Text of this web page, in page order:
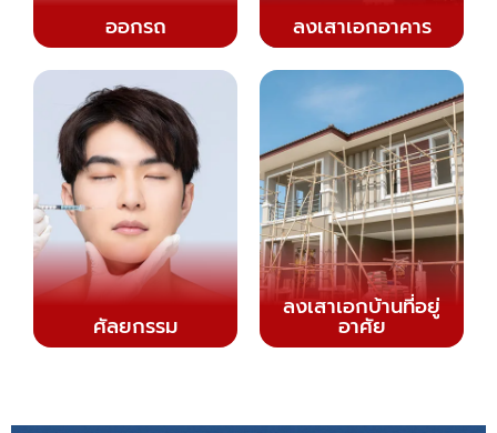
ออกรถ ลงเสาเอกอาคาร
ศัลยกรรม
ลงเสาเอกบ้านที่อยู่
อาศัย